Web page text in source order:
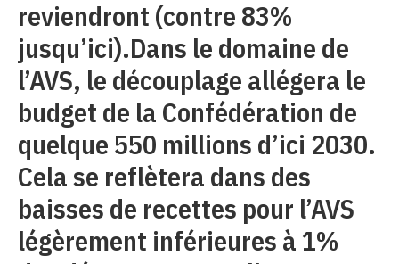
reviendront (contre 83%
jusqu’ici).Dans le domaine de
l’AVS, le découplage allégera le
budget de la Confédération de
quelque 550 millions d’ici 2030.
Cela se reflètera dans des
baisses de recettes pour l’AVS
légèrement inférieures à 1%